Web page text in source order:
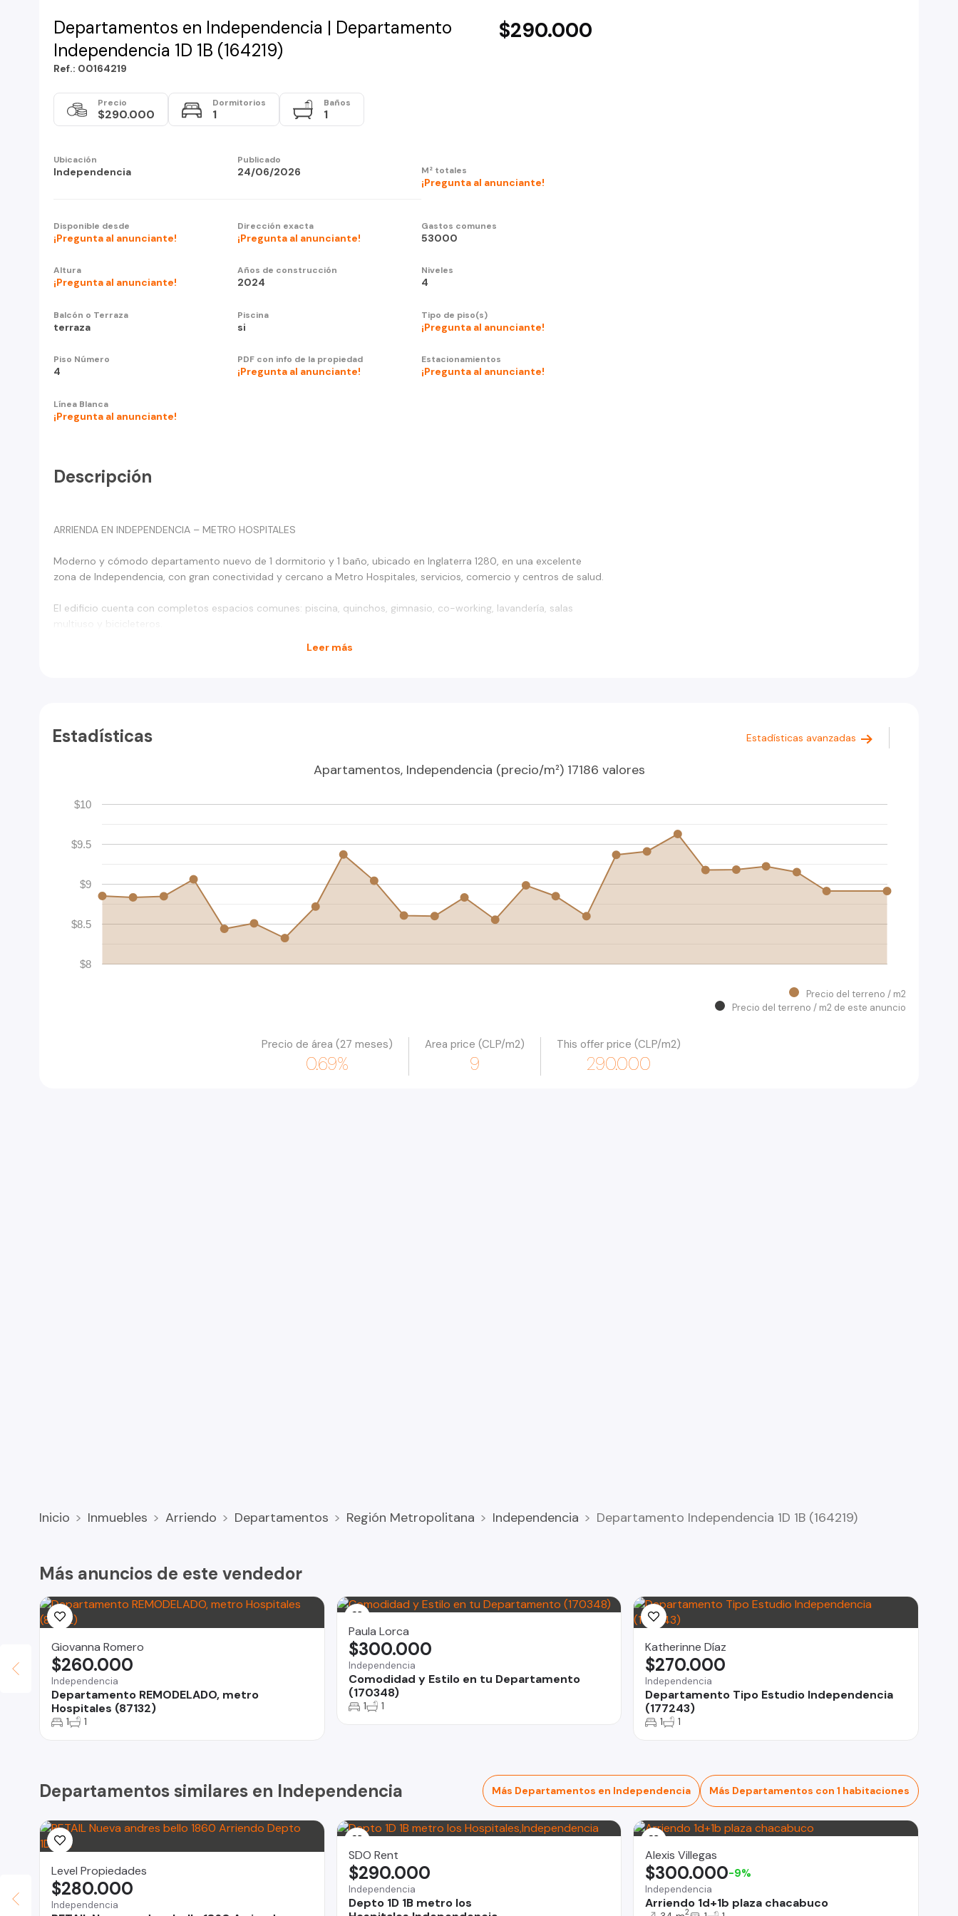
Departamentos en Independencia | Departamento
Independencia 1D 1B (164219)
$290.000
Ref.: 00164219
Precio
$290.000
Dormitorios
1
Baños
1
Ubicación
Independencia
Publicado
24/06/2026 M² totales
¡Pregunta al anunciante!
Disponible desde
¡Pregunta al anunciante!
Dirección exacta
¡Pregunta al anunciante!
Gastos comunes
53000
Altura
¡Pregunta al anunciante!
Años de construcción
2024
Niveles
4
Balcón o Terraza
terraza
Piscina
si
Tipo de piso(s)
¡Pregunta al anunciante!
Piso Número
4
PDF con info de la propiedad
¡Pregunta al anunciante!
Estacionamientos
¡Pregunta al anunciante!
Línea Blanca
¡Pregunta al anunciante!
Descripción
ARRIENDA EN INDEPENDENCIA – METRO HOSPITALES
Moderno y cómodo departamento nuevo de 1 dormitorio y 1 baño, ubicado en Inglaterra 1280, en una excelente
zona de Independencia, con gran conectividad y cercano a Metro Hospitales, servicios, comercio y centros de salud.
El edificio cuenta con completos espacios comunes: piscina, quinchos, gimnasio, co-working, lavandería, salas
multiuso y bicicleteros.
Leer más
Estadísticas
Apartamentos, Independencia (precio/m²) 17186 valores
Estadísticas avanzadas
$8
$8.5
$9
$9.5
$10
Precio del terreno / m2
Precio del terreno / m2 de este anuncio
Precio de área (27 meses)
0.69%
Area price (CLP/m2)
9
This offer price (CLP/m2)
290.000
Inicio Inmuebles Arriendo Departamentos Región Metropolitana Independencia Departamento Independencia 1D 1B (164219)
Más anuncios de este vendedor
Giovanna Romero
Independencia
Departamento REMODELADO, metro
Hospitales (87132)
$260.000
1 1
Paula Lorca
Independencia
Comodidad y Estilo en tu Departamento
(170348)
$300.000
1 1
Katherinne Díaz
Independencia
Departamento Tipo Estudio Independencia
(177243)
$270.000
1 1
Departamentos similares en Independencia Más Departamentos en Independencia Más Departamentos con 1 habitaciones
Level Propiedades
Independencia
$280.000
SDO Rent
Independencia
Depto 1D 1B metro los
$290.000
Alexis Villegas
Independencia
Arriendo 1d+1b plaza chacabuco
$300.000-9%
2